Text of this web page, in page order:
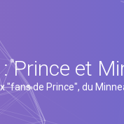
Prince et
"fans de Prince", du